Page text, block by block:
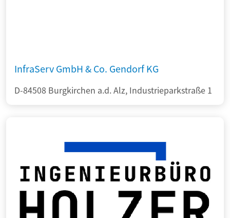
InfraServ GmbH & Co. Gendorf KG
D-84508 Burgkirchen a.d. Alz, Industrieparkstraße 1